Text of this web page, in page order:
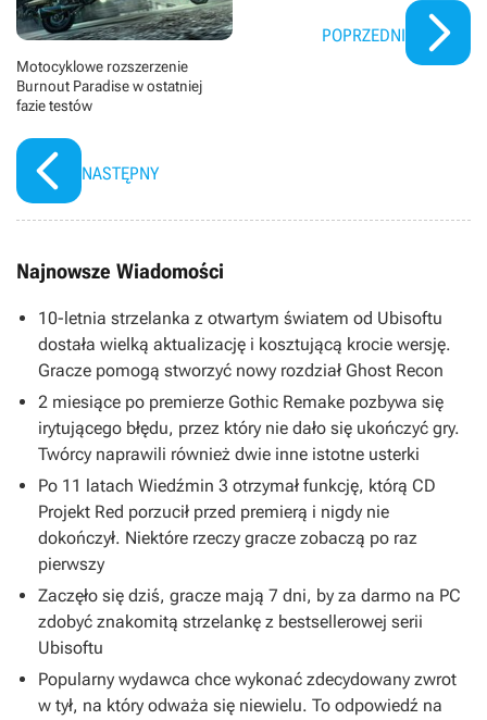
Motocyklowe rozszerzenie
Burnout Paradise w ostatniej
fazie testów
NASTĘPNY
POPRZEDNI
Najnowsze Wiadomości
10-letnia strzelanka z otwartym światem od Ubisoftu
dostała wielką aktualizację i kosztującą krocie wersję.
Gracze pomogą stworzyć nowy rozdział Ghost Recon
2 miesiące po premierze Gothic Remake pozbywa się
irytującego błędu, przez który nie dało się ukończyć gry.
Twórcy naprawili również dwie inne istotne usterki
Po 11 latach Wiedźmin 3 otrzymał funkcję, którą CD
Projekt Red porzucił przed premierą i nigdy nie
dokończył. Niektóre rzeczy gracze zobaczą po raz
pierwszy
Zaczęło się dziś, gracze mają 7 dni, by za darmo na PC
zdobyć znakomitą strzelankę z bestsellerowej serii
Ubisoftu
Popularny wydawca chce wykonać zdecydowany zwrot
w tył, na który odważa się niewielu. To odpowiedź na